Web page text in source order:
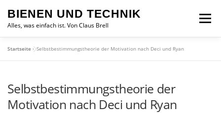
Inhalt
springen
BIENEN UND TECHNIK
Alles, was einfach ist. Von Claus Brell
Menü
Startseite »Selbstbestimmungstheorie der Motivation nach Deci und Ryan
Selbstbestimmungstheorie der
Motivation nach Deci und Ryan